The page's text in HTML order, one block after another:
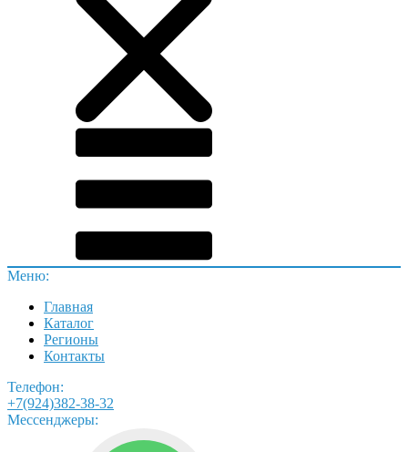
Меню:
Главная
Каталог
Регионы
Контакты
Телефон:
+7(924)382-38-32
Мессенджеры: